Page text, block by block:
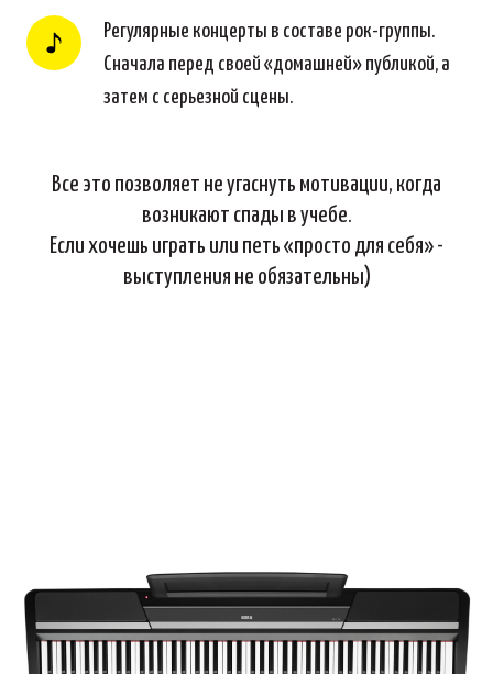
Регулярные концерты в составе рок-группы.
Сначала перед своей «домашней» публикой, а
затем с серьезной сцены.
Все это позволяет не угаснуть мотивации, когда
возникают спады в учебе.
Если хочешь играть или петь «просто для себя» -
выступления не обязательны)